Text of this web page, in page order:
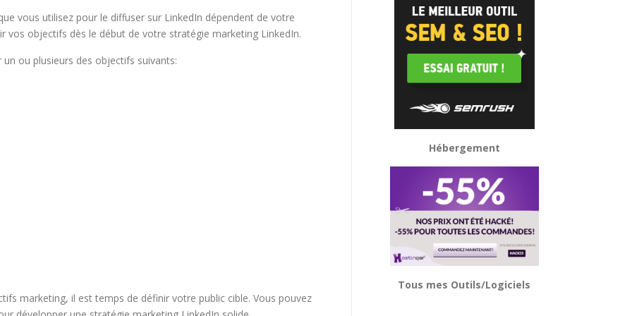
vous utilisez pour le diffuser sur LinkedIn dépendent de votre
vos objectifs dès le début de votre stratégie marketing LinkedIn.
ou plusieurs des objectifs suivants:
marketing, il est temps de définir votre public cible. Vous pouvez
Hébergement
Tous mes Outils/Logiciels